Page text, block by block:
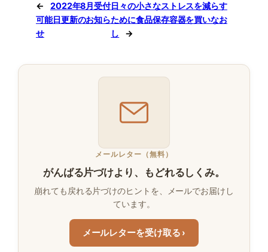
←
2022年8月受付
可能日更新のお知ら
せ
日々の小さなストレスを減らす
ために食品保存容器を買いなお
し
→
メールレター（無料）
がんばる片づけより、もどれるしくみ。
崩れても戻れる片づけのヒントを、メールでお届けし
ています。
メールレターを受け取る ›